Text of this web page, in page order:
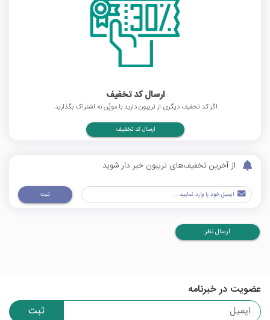
ارسال کد تخفیف
اگر کد تخفیف دیگری از تریبون دارید با موپُن به اشتراک بگذارید.
ارسال کد تخفیف
از آخرین تخفیف‌های تریبون خبر دار شوید
ثبت
ارسال نظر
عضویت در خبرنامه
ثبت